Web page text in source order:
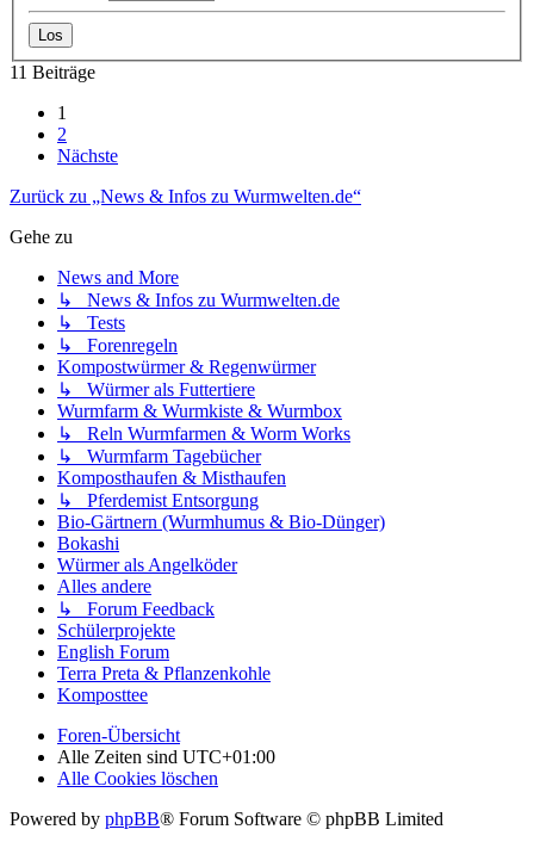
11 Beiträge
1
2
Nächste
Zurück zu „News & Infos zu Wurmwelten.de“
Gehe zu
News and More
↳ News & Infos zu Wurmwelten.de
↳ Tests
↳ Forenregeln
Kompostwürmer & Regenwürmer
↳ Würmer als Futtertiere
Wurmfarm & Wurmkiste & Wurmbox
↳ Reln Wurmfarmen & Worm Works
↳ Wurmfarm Tagebücher
Komposthaufen & Misthaufen
↳ Pferdemist Entsorgung
Bio-Gärtnern (Wurmhumus & Bio-Dünger)
Bokashi
Würmer als Angelköder
Alles andere
↳ Forum Feedback
Schülerprojekte
English Forum
Terra Preta & Pflanzenkohle
Komposttee
Foren-Übersicht
Alle Zeiten sind UTC+01:00
Alle Cookies löschen
Powered by phpBB® Forum Software © phpBB Limited